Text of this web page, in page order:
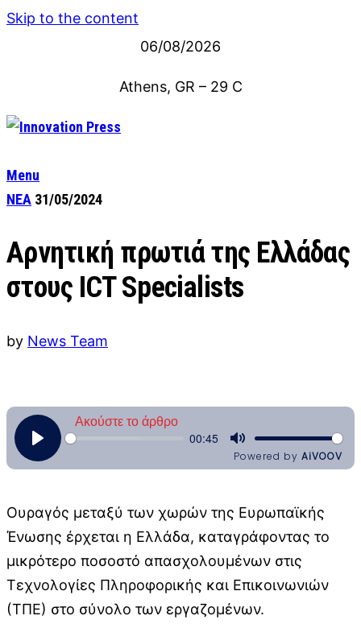
Skip to the content
06/08/2026
Athens, GR – 29 C
Menu
ΝΕΑ 31/05/2024
Αρνητική πρωτιά της Ελλάδας
στους ICT Specialists
by News Team
Ουραγός μεταξύ των χωρών της Ευρωπαϊκής
Ένωσης έρχεται η Ελλάδα, καταγράφοντας το
μικρότερο ποσοστό απασχολουμένων στις
Τεχνολογίες Πληροφορικής και Επικοινωνιών
(ΤΠΕ) στο σύνολο των εργαζομένων.